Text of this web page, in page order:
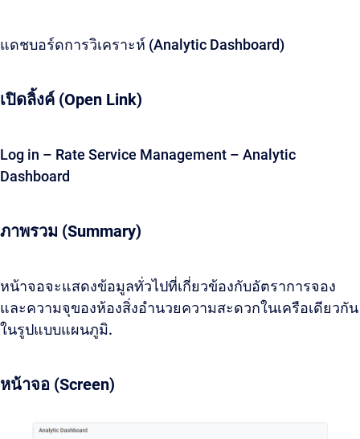
แดชบอร์ดการวิเคราะห์ (Analytic Dashboard)
เปิดลิ้งค์ (Open Link)
Log in – Rate Service Management – Analytic
Dashboard
ภาพรวม (Summary)
หน้าจอจะแสดงข้อมูลทั่วไปที่เกี่ยวข้องกับอัตราการจอง
และความจุของห้องสิ่งอำนวยความสะดวกในเครือเดียวกัน
ในรูปแบบแผนภูมิ.
หน้าจอ (Screen)